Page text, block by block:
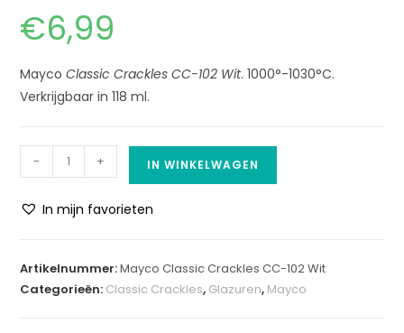
€6,99
MaycoClassic Crackles CC-102 Wit. 1000°-1030°C.
Verkrijgbaar in 118 ml.
- + IN WINKELWAGEN
In mijn favorieten
t
e
Artikelnummer:Mayco Classic Crackles CC-102 Wit
Categorieën: Classic Crackles, Glazuren, Mayco